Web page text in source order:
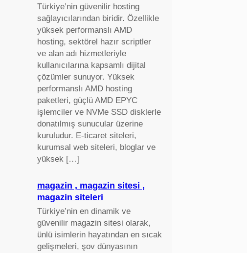
Türkiye’nin güvenilir hosting
sağlayıcılarından biridir. Özellikle
yüksek performanslı AMD
hosting, sektörel hazır scriptler
ve alan adı hizmetleriyle
kullanıcılarına kapsamlı dijital
çözümler sunuyor. Yüksek
performanslı AMD hosting
paketleri, güçlü AMD EPYC
işlemciler ve NVMe SSD disklerle
donatılmış sunucular üzerine
kuruludur. E-ticaret siteleri,
kurumsal web siteleri, bloglar ve
yüksek […]
magazin , magazin sitesi ,
magazin siteleri
Türkiye’nin en dinamik ve
güvenilir magazin sitesi olarak,
ünlü isimlerin hayatından en sıcak
gelişmeleri, şov dünyasının